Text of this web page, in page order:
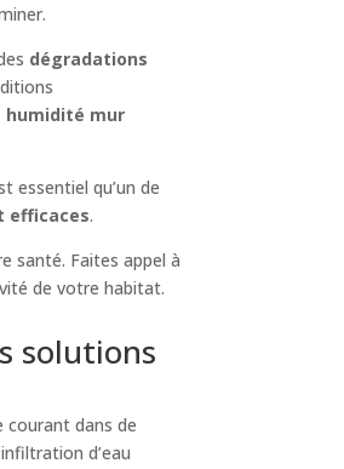
dégradations
mur
essentiel qu’un de
efficaces.
santé. Faites appel à
de votre habitat.
solutions
courant dans de
d’eau